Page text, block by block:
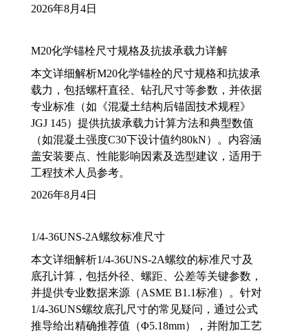
2026年8月4日
M20化学锚栓尺寸规格及抗拔承载力详解
本文详细解析M20化学锚栓的尺寸规格和抗拔承
载力，包括螺杆直径、钻孔尺寸等参数，并依据
专业标准（如《混凝土结构后锚固技术规程》
JGJ 145）提供抗拔承载力计算方法和典型数值
（如混凝土强度C30下设计值约80kN）。内容涵
盖安装要点、性能影响因素及选型建议，适用于
工程技术人员参考。
2026年8月4日
1/4-36UNS-2A螺纹标准尺寸
本文详细解析1/4-36UNS-2A螺纹的标准尺寸及
底孔计算，包括外径、螺距、公差等关键参数，
并提供专业数据来源（ASME B1.1标准）。针对
1/4-36UNS螺纹底孔尺寸的常见疑问，通过公式
推导给出精确推荐值（Φ5.18mm），并附加工艺